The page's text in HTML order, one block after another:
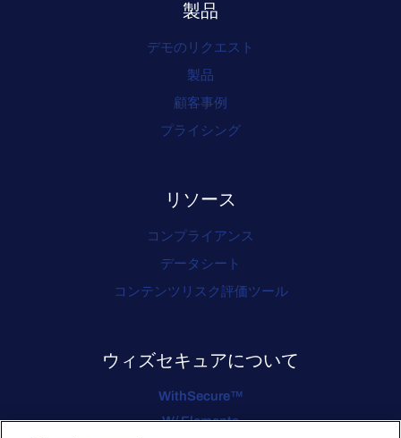
製品
デモのリクエスト
製品
顧客事例
プライシング
リソース
コンプライアンス
データシート
コンテンツリスク評価ツール
ウィズセキュアについて
WithSecure™
W/ Elements